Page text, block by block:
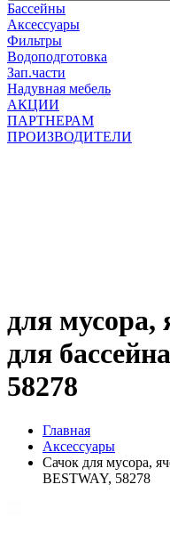
Бассейны
Аксессуары
Фильтры
Водоподготовка
Зап.части
Надувная мебель
АКЦИИ
ПАРТНЕРАМ
ПРОИЗВОДИТЕЛИ
для мусора,
для
58278
Главная
Аксессуары
Сачок для мусора,
BESTWAY, 58278